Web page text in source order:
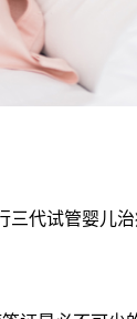
三代试管婴儿